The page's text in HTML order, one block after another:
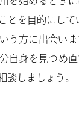
とを目的にし
う方に出会い
自身を見つめ
談しましょう。